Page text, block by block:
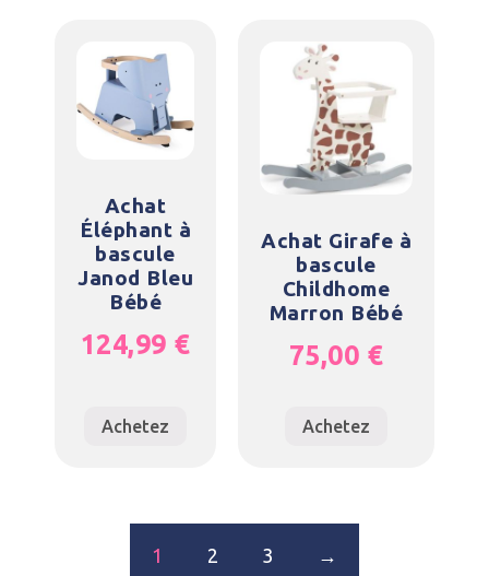
Achat
Éléphant à
bascule
Janod Bleu
Bébé
124,99 €
Achetez
Achat Girafe à
bascule
Childhome
Marron Bébé
75,00 €
Achetez
1 2 3 →